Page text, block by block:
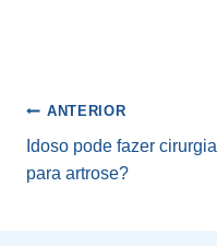
Navegação
de
Post
ANTERIOR
Idoso pode fazer cirurgia
para artrose?